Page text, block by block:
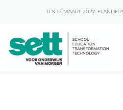
11 & 12 MAART 2027: